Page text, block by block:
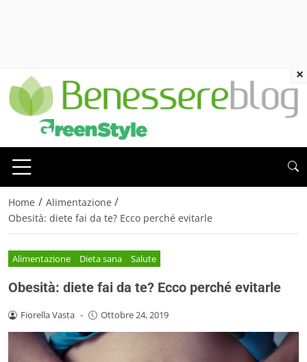
Home / Alimentazione /
Obesità: diete fai da te? Ecco perché evitarle
Alimentazione Dieta sana Salute
Obesità: diete fai da te? Ecco perché evitarle
Fiorella Vasta - Ottobre 24, 2019
×